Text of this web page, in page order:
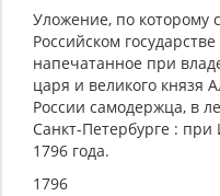
Уложение, по которому
Российском
напечатанное при
царя и великого князя
России самодержца, в
Санкт-Петербурге :
1796 года.
1796